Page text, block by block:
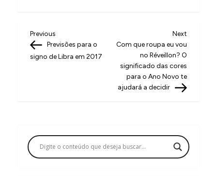
N
a
ç
ã
o
Previous
Post
Previous
Previsões para o
signo de Libra em 2017
Next
Post
Next
Com que roupa eu vou
no Réveillon? O
significado das cores
para o Ano Novo te
ajudará a decidir